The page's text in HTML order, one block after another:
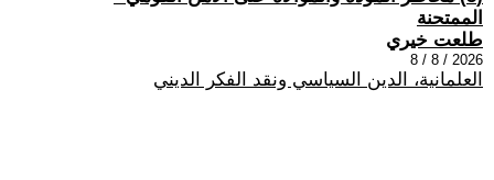
الممتحنة
طلعت خيري
2026 / 8 / 8
العلمانية، الدين السياسي ونقد الفكر الديني